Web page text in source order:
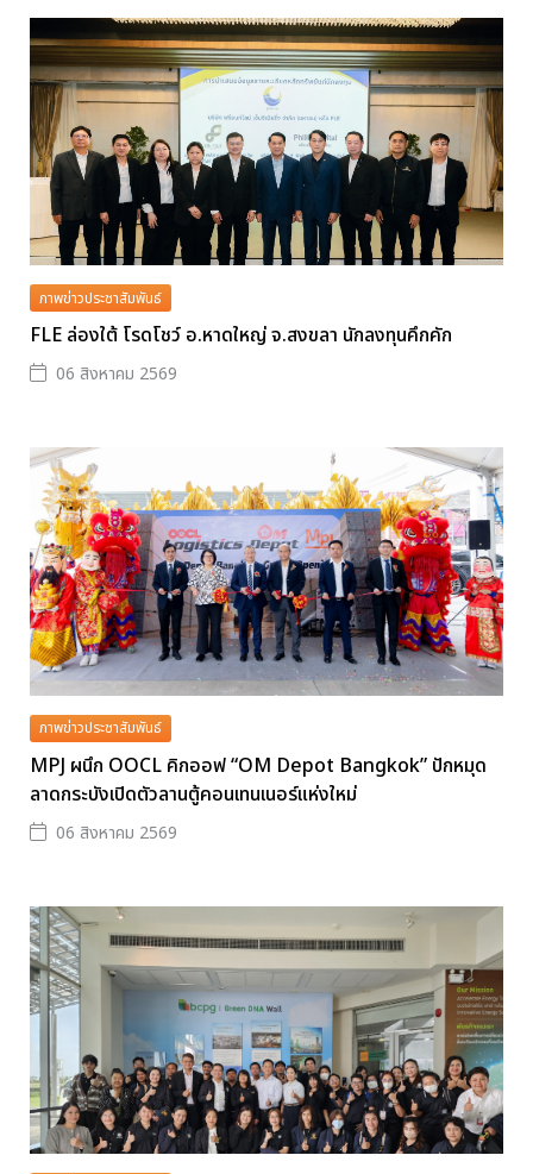
ภาพข่าวประชาสัมพันธ์
FLE ล่องใต้ โรดโชว์ อ.หาดใหญ่ จ.สงขลา นักลงทุนคึกคัก
06 สิงหาคม 2569
ภาพข่าวประชาสัมพันธ์
MPJ ผนึก OOCL คิกออฟ “OM Depot Bangkok” ปักหมุด
ลาดกระบังเปิดตัวลานตู้คอนเทนเนอร์แห่งใหม่
06 สิงหาคม 2569